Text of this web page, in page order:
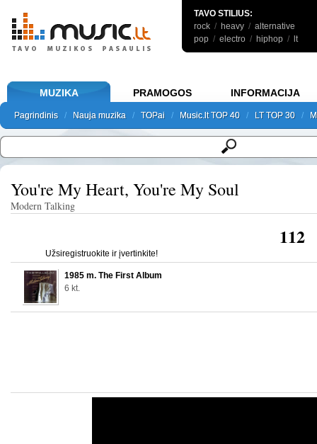
TAVO STILIUS:
rock / heavy / alternative
pop / electro / hiphop / lt
MUZIKA PRAMOGOS INFORMACIJA
Pagrindinis
Pagrindinis
Pagrindinis/ Nauja muzika
Nauja muzika
Nauja muzika / TOPai
TOPai
TOPai / Music.lt TOP 40
Music.lt TOP 40
Music.lt TOP 40 / LT TOP 30
LT TOP 30
LT TOP 30 /
You're My Heart, You're My Soul
Modern Talking
Užsiregistruokite ir įvertinkite!
112
1985 m. The First Album
6 kt.